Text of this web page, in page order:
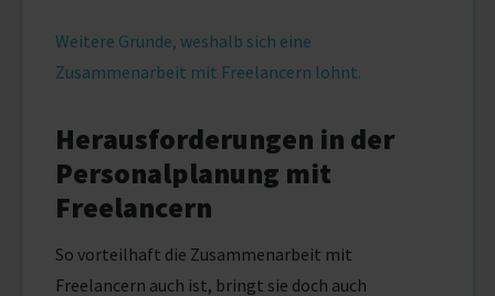
Weitere Gründe, weshalb sich eine
Zusammenarbeit mit Freelancern lohnt.
Herausforderungen in der
Personalplanung mit
Freelancern
So vorteilhaft die Zusammenarbeit mit
Freelancern auch ist, bringt sie doch auch